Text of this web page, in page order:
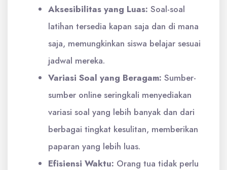
Aksesibilitas yang Luas: Soal-soal
latihan tersedia kapan saja dan di mana
saja, memungkinkan siswa belajar sesuai
jadwal mereka.
Variasi Soal yang Beragam: Sumber-
sumber online seringkali menyediakan
variasi soal yang lebih banyak dan dari
berbagai tingkat kesulitan, memberikan
paparan yang lebih luas.
Efisiensi Waktu: Orang tua tidak perlu